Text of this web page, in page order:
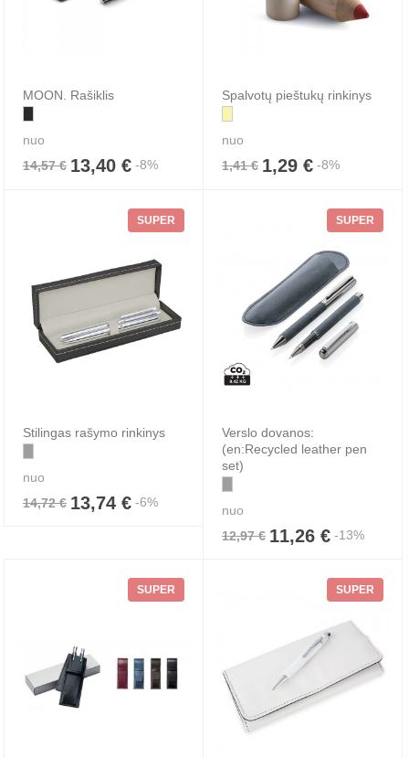
MOON. Rašiklis
nuo
14,57 € 13,40 € -8%
Spalvotų pieštukų rinkinys
nuo
1,41 € 1,29 € -8%
SUPER
Stilingas rašymo rinkinys
nuo
14,72 € 13,74 € -6%
SUPER
Verslo dovanos:
(en:Recycled leather pen
set)
nuo
12,97 € 11,26 € -13%
SUPER SUPER